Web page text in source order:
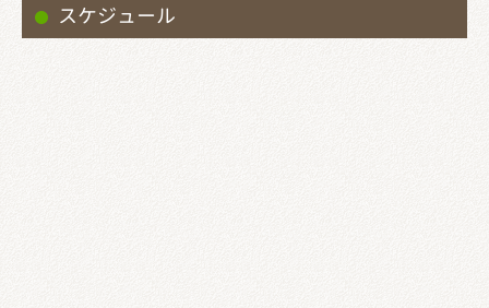
スケジュール